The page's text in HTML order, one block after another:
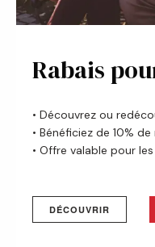
Rabais
• Découvrez ou
• Bénéficiez de 10%
• Offre valable pour
DÉCOUVRIR